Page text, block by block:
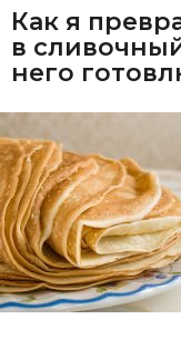
Как я
в
него